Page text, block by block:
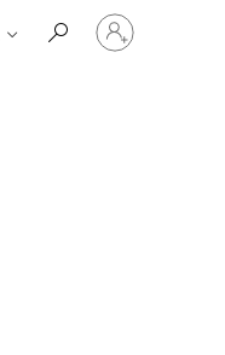
Είσοδος
στον
λογαριασμό